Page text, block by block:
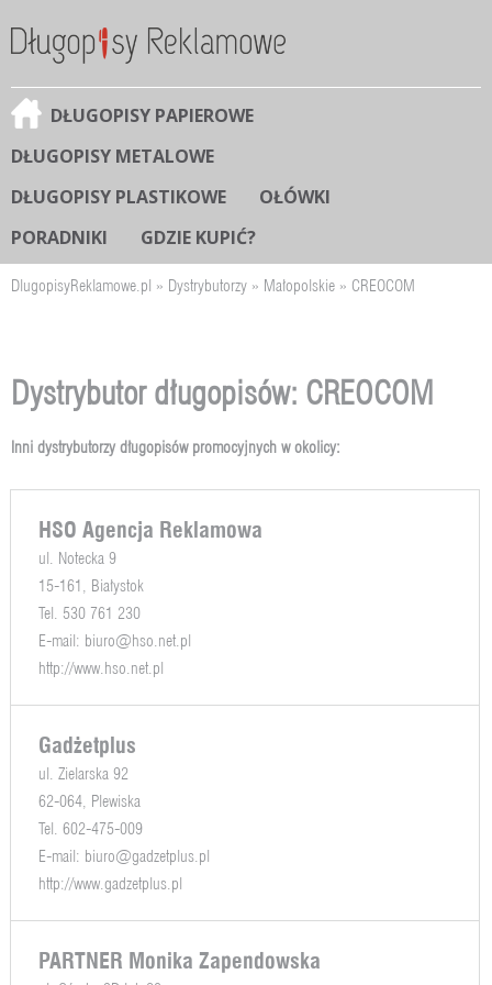
DŁUGOPISY PAPIEROWE
DŁUGOPISY METALOWE
DŁUGOPISY PLASTIKOWE
OŁÓWKI
PORADNIKI
GDZIE KUPIĆ?
DlugopisyReklamowe.pl » Dystrybutorzy » Małopolskie » CREOCOM
Dystrybutor długopisów: CREOCOM
Inni dystrybutorzy długopisów promocyjnych w okolicy:
HSO Agencja Reklamowa
ul. Notecka 9
15-161, Białystok
Tel. 530 761 230
E-mail: biuro@hso.net.pl
http://www.hso.net.pl
Gadżetplus
ul. Zielarska 92
62-064, Plewiska
Tel. 602-475-009
E-mail: biuro@gadzetplus.pl
http://www.gadzetplus.pl
PARTNER Monika Zapendowska